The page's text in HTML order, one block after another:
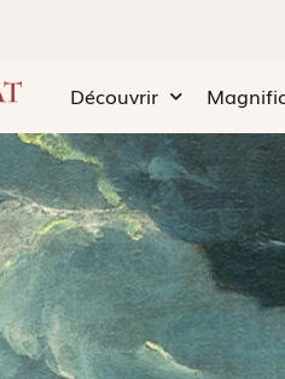
Découvrir